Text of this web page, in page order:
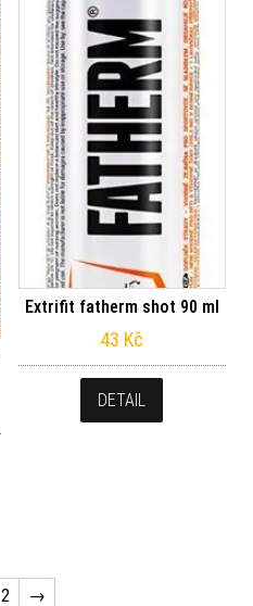
Extrifit fatherm shot 90 ml
43 Kč
DETAIL
2 →